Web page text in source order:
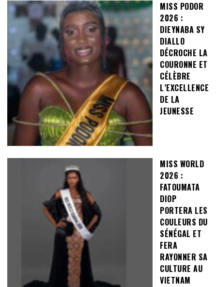
MISS PODOR
2026 :
DIEYNABA SY
DIALLO
DÉCROCHE LA
COURONNE ET
CÉLÈBRE
L’EXCELLENCE
DE LA
JEUNESSE
MISS WORLD
2026 :
FATOUMATA
DIOP
PORTERA LES
COULEURS DU
SÉNÉGAL ET
FERA
RAYONNER SA
CULTURE AU
VIETNAM